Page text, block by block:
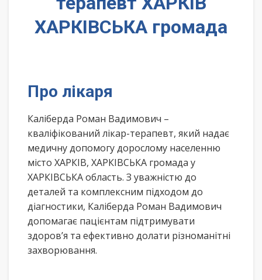
ХАРКІВСЬКА громада
Про лікаря
Каліберда Роман Вадимович –
кваліфікований лікар-терапевт, який надає
медичну допомогу дорослому населенню
місто ХАРКІВ, ХАРКІВСЬКА громада у
ХАРКІВСЬКА область. З уважністю до
деталей та комплексним підходом до
діагностики, Каліберда Роман Вадимович
допомагає пацієнтам підтримувати
здоров’я та ефективно долати різноманітні
захворювання.